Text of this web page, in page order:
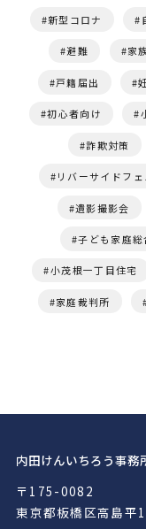
新型コロナ
避難 家
戸籍届出
初心者向け
詐欺対策
リバーサイドフ
遺影撮影会
子ども家庭総
小茂根一丁目住宅
家庭裁判所
内田けんいちろう事務
〒175-0082
東京都板橋区高島